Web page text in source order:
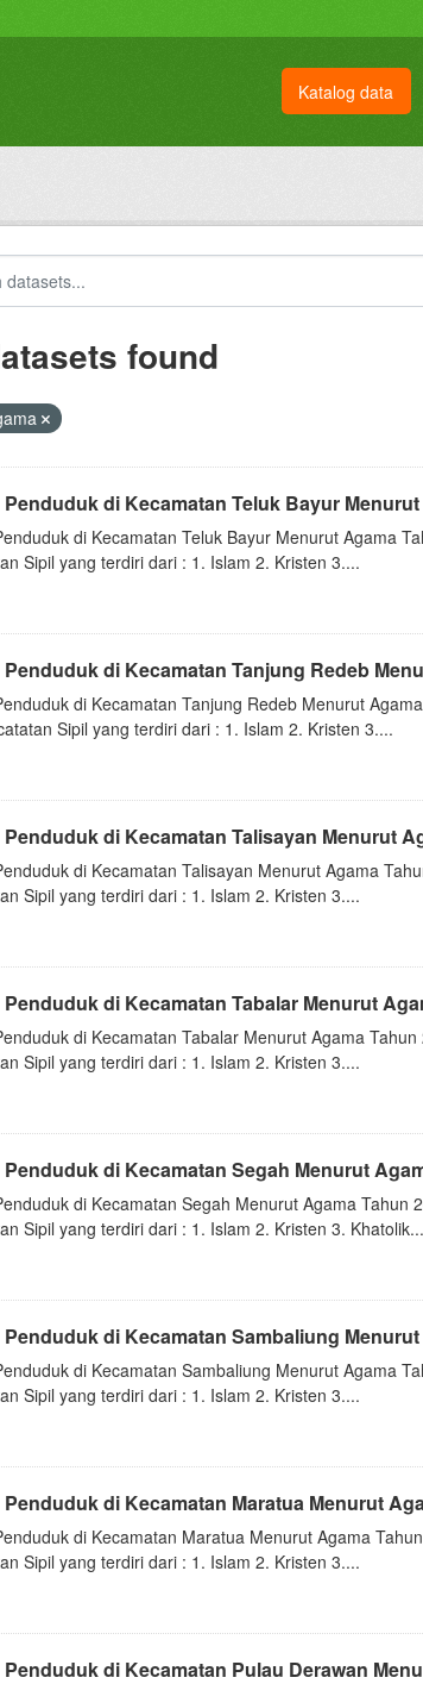
Katalog data
found
di Kecamatan Teluk Bayur
di Kecamatan Teluk Bayur Menurut Agama
Sipil yang terdiri dari : 1. Islam 2. Kristen 3....
di Kecamatan Tanjung Redeb
di Kecamatan Tanjung Redeb Menurut
Sipil yang terdiri dari : 1. Islam 2. Kristen 3....
di Kecamatan Talisayan Menurut
di Kecamatan Talisayan Menurut Agama
Sipil yang terdiri dari : 1. Islam 2. Kristen 3....
di Kecamatan Tabalar Menurut
di Kecamatan Tabalar Menurut Agama
Sipil yang terdiri dari : 1. Islam 2. Kristen 3....
di Kecamatan Segah Menurut
di Kecamatan Segah Menurut Agama
Sipil yang terdiri dari : 1. Islam 2. Kristen 3. Khatolik...
di Kecamatan Sambaliung
di Kecamatan Sambaliung Menurut Agama
Sipil yang terdiri dari : 1. Islam 2. Kristen 3....
di Kecamatan Maratua Menurut
di Kecamatan Maratua Menurut Agama
Sipil yang terdiri dari : 1. Islam 2. Kristen 3....
di Kecamatan Pulau Derawan